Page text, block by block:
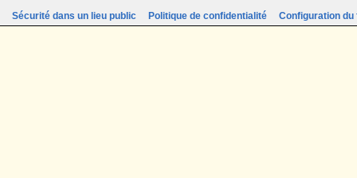
Sécurité dans un lieu public
Politique de confidentialité Configuration du